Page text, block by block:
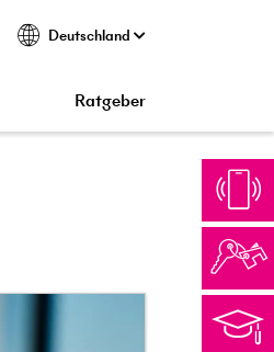
Deutschland
Ratgeber